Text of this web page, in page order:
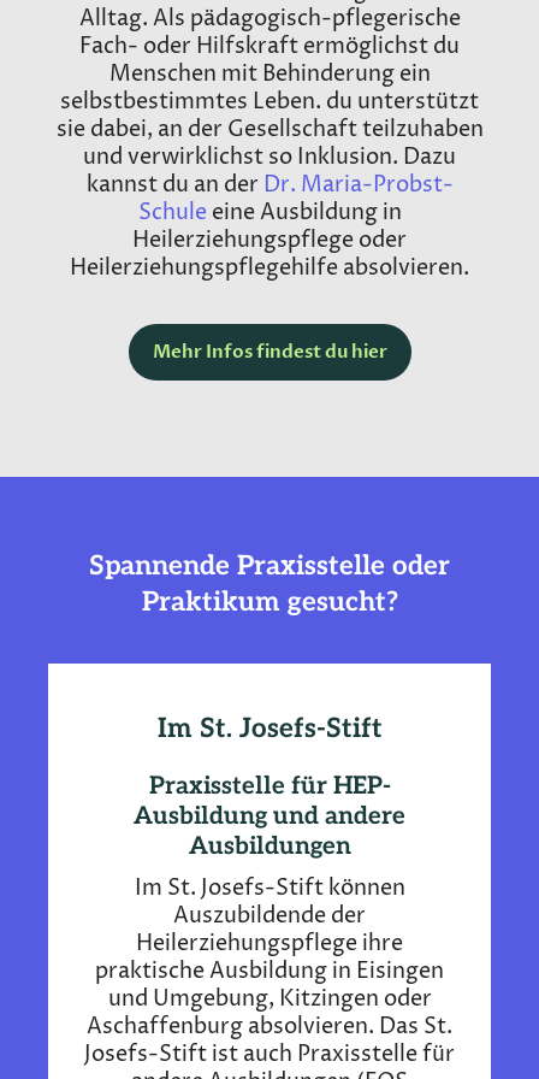
Alltag. Als pädagogisch-pflegerische
Fach- oder Hilfskraft ermöglichst du
Menschen mit Behinderung ein
selbstbestimmtes Leben. du unterstützt
sie dabei, an der Gesellschaft teilzuhaben
und verwirklichst so Inklusion. Dazu
kannst du an der Dr. Maria-Probst-
Schule eine Ausbildung in
Heilerziehungspflege oder
Heilerziehungspflegehilfe absolvieren.
Mehr Infos findest du hier
Spannende Praxisstelle oder
Praktikum gesucht?
Im St. Josefs-Stift
Praxisstelle für HEP-
Ausbildung und andere
Ausbildungen
Im St. Josefs-Stift können
Auszubildende der
Heilerziehungspflege ihre
praktische Ausbildung in Eisingen
und Umgebung, Kitzingen oder
Aschaffenburg absolvieren. Das St.
Josefs-Stift ist auch Praxisstelle für